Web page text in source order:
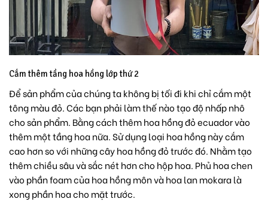
Cắm thêm tầng hoa hồng lớp thứ 2
Để sản phẩm của chúng ta không bị tối đi khi chỉ cắm một
tông màu đỏ. Các bạn phải làm thế nào tạo độ nhấp nhô
cho sản phẩm. Bằng cách thêm hoa hồng đỏ ecuador vào
thêm một tầng hoa nữa. Sử dụng loại hoa hồng này cắm
cao hơn so với những cây hoa hồng đỏ trước đó. Nhằm tạo
thêm chiều sâu và sắc nét hơn cho hộp hoa. Phủ hoa chen
vào phần foam của hoa hồng môn và hoa lan mokara là
xong phần hoa cho mặt trước.